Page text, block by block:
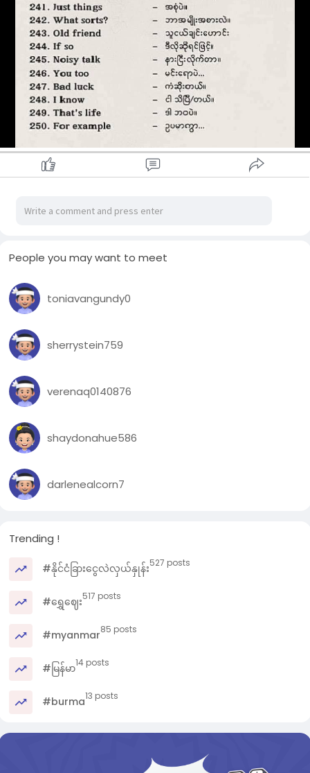
People you may want to meet
toniavangundy0
sherrystein759
verenaq0140876
shaydonahue586
darlenealcorn7
Trending !
#နိုင်ငံခြားငွေလဲလှယ်နှုန်း527 posts
#ရွှေဈေး517 posts
#myanmar85 posts
#မြန်မာ14 posts
#burma13 posts